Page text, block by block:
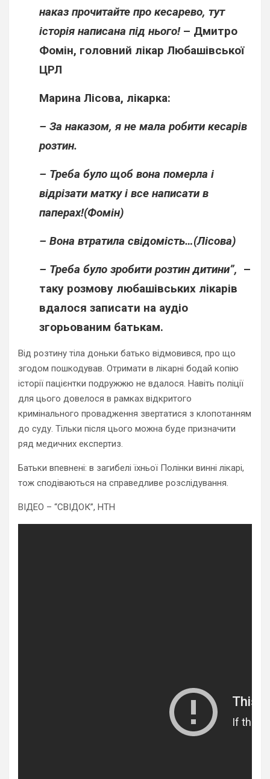
наказ прочитайте про кесарево, тут
історія написана під нього!– Дмитро
Фомін, головний лікар Любашівської
ЦРЛ
Марина Лісова, лікарка:
– За наказом, я не мала робити кесарів
розтин.
– Треба було щоб вона померла і
відрізати матку і все написати в
паперах!(Фомін)
– Вона втратила свідомість…(Лісова)
– Треба було зробити розтин дитини”, –
таку розмову любашівських лікарів
вдалося записати на аудіо
згорьованим батькам.
Від розтину тіла доньки батько відмовився, про що
згодом пошкодував. Отримати в лікарні бодай копію
історії пацієнтки подружжю не вдалося. Навіть поліції
для цього довелося в рамках відкритого
кримінального провадження звертатися з клопотанням
до суду. Тільки після цього можна буде призначити
ряд медичних експертиз.
Батьки впевнені: в загибелі їхньої Полінки винні лікарі,
тож сподіваються на справедливе розслідування.
ВІДЕО – “СВІДОК”, НТН